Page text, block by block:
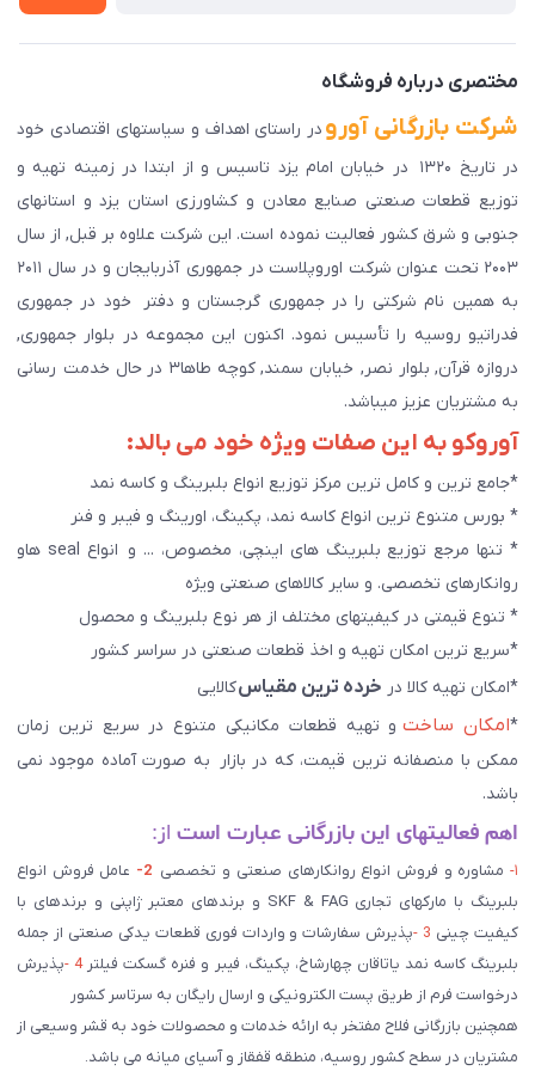
مختصری درباره فروشگاه
شرکت بازرگانی آورو در راستای اهداف و سیاستهای اقتصادی خود
در تاریخ ۱۳۲۰ در خیابان امام یزد تاسیس و از ابتدا در زمینه تهیه و
توزیع قطعات صنعتی صنایع معادن و کشاورزی استان یزد و استانهای
جنوبی و شرق کشور فعالیت نموده است. این شرکت علاوه بر قبل, از سال
۲۰۰۳ تحت عنوان شرکت اوروپلاست در جمهوری آذربایجان و در سال ۲۰۱۱
به همین نام شرکتی را در جمهوری گرجستان و دفتر خود در جمهوری
فدراتیو روسیه را تأسیس نمود. اکنون این مجموعه در بلوار جمهوری,
دروازه قرآن, بلوار نصر, خیابان سمند, کوچه طاها۳ در حال خدمت رسانی
به مشتریان عزیز میباشد.
آوروکو به این صفات ویژه خود می بالد:
*جامع ترین و کامل ترین مرکز توزیع انواع بلبرینگ و کاسه نمد
* بورس متنوع ترین انواع کاسه نمد، پکینگ، اورینگ و فیبر و فنر
* تنها مرجع توزیع بلبرینگ های اینچی، مخصوص، ... و انواع seal هاو
روانکارهای تخصصی. و سایر کالاهای صنعتی ويژه
* تنوع قیمتی در کیفیتهای مختلف از هر نوع بلبرینگ و محصول
*سریع ترین امکان تهیه و اخذ قطعات صنعتی در سراسر کشور
*امکان تهیه کالا در خرده ترین مقیاسکالایی
*امکان ساختو تهیه قطعات مکانیکی متنوع در سریع ترین زمان
ممکن با منصفانه ترین قیمت، که در بازار به صورت آماده موجود نمی
باشد.
اهم فعالیتهای این بازرگانی عبارت است از:
۱- مشاوره و فروش انواع روانکارهای صنعتی و تخصصی 2-
عامل فروش انواع
بلبرینگ با مارکهای تجاری SKF & FAG و برندهای معتبر ژاپنی و برندهای با
کیفیت چینی 3 - پذیرش سفارشات و واردات فوری قطعات یدکی صنعتی از جمله
بلبرینگ کاسه نمد یاتاقان چهارشاخ، پکینگ، فیبر و فنره گسکت فیلتر4 - پذیرش
درخواست فرم از طریق پست الکترونیکی و ارسال رایگان به سرتاسر کشور
همچنین بازرگانی فلاح مفتخر به ارائه خدمات و محصولات خود به قشر وسیعی از
مشتریان در سطح کشور روسیه، منطقه قفقاز و آسیای میانه می باشد.